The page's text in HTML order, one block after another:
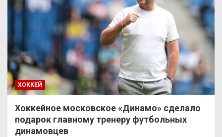
ХОККЕЙ
Хоккейное московское «Динамо» сделало
подарок главному тренеру футбольных
динамовцев